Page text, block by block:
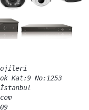
Kat:9 No:1253